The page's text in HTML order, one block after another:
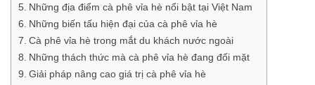
Những địa điểm cà phê vỉa hè nổi bật tại Việt Nam
Những biến tấu hiện đại của cà phê vỉa hè
Cà phê vỉa hè trong mắt du khách nước ngoài
Những thách thức mà cà phê vỉa hè đang đối mặt
Giải pháp nâng cao giá trị cà phê vỉa hè